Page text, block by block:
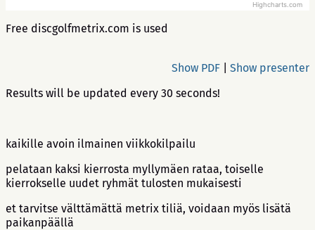
Highcharts.com
Free discgolfmetrix.com is used
Show presenter
Show PDF
Results will be updated every 30 seconds!
kaikille avoin ilmainen viikkokilpailu
pelataan kaksi kierrosta myllymäen rataa, toiselle
kierrokselle uudet ryhmät tulosten mukaisesti
et tarvitse välttämättä metrix tiliä, voidaan myös lisätä
paikanpäällä